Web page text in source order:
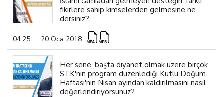
fikirlere sahip kimselerden gelmesine ne
dersiniz?
04:25 20 Oca 2018
Her sene, başta diyanet olmak üzere birçok
STK'nın program düzenlediği Kutlu Doğum
Haftası'nın Nisan ayından kaldırılmasını nasıl
değerlendiriyorsunuz?